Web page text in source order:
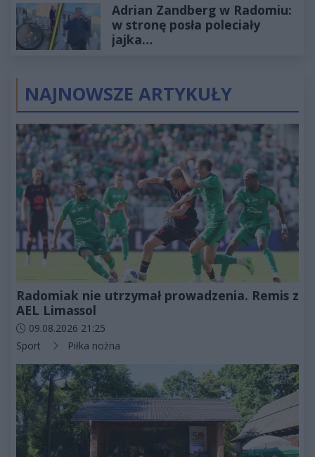
złotych
Adrian Zandberg w Radomiu:
w stronę posła poleciały
jajka…
NAJNOWSZE ARTYKUŁY
Radomiak nie utrzymał prowadzenia. Remis z
AEL Limassol
Data dodania artykułu:
09.08.2026 21:25
Kategorie artykułu:
Sport Piłka nożna